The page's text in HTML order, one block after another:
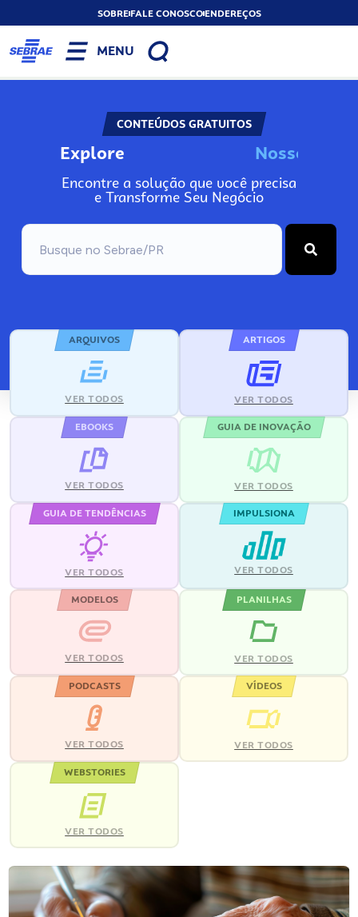
SOBREFALE CONOSCOENDEREÇOS
MENU
CONTEÚDOS GRATUITOS
Explore No
Encontre a solução que você precisa
e Transforme Seu Negócio
ARQUIVOS
VER TODOS
ARTIGOS
VER TODOS
EBOOKS
VER TODOS
GUIA DE INOVAÇÃO
VER TODOS
GUIA DE TENDÊNCIAS
VER TODOS
IMPULSIONA
VER TODOS
MODELOS
VER TODOS
PLANILHAS
VER TODOS
PODCASTS
VER TODOS
VÍDEOS
VER TODOS
WEBSTORIES
VER TODOS